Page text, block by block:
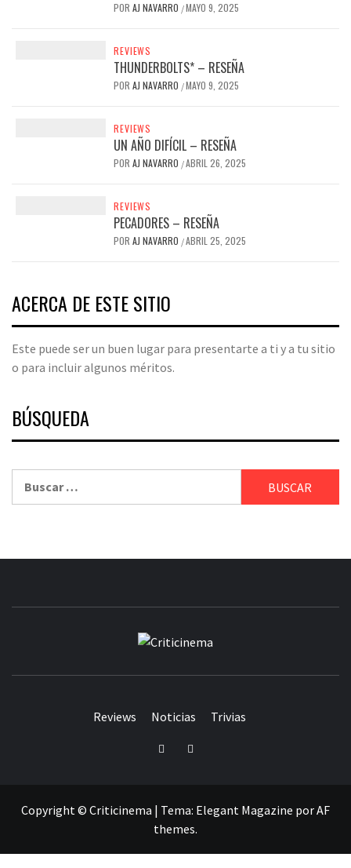
POR AJ NAVARRO /MAYO 9, 2025
REVIEWS
THUNDERBOLTS* – RESEÑA
POR AJ NAVARRO /MAYO 9, 2025
REVIEWS
UN AÑO DIFÍCIL – RESEÑA
POR AJ NAVARRO /ABRIL 26, 2025
REVIEWS
PECADORES – RESEÑA
POR AJ NAVARRO /ABRIL 25, 2025
ACERCA DE ESTE SITIO
Este puede ser un buen lugar para presentarte a ti y a tu sitio
o para incluir algunos méritos.
BÚSQUEDA
Reviews Noticias Trivias
TwitterFacebook
Copyright © Criticinema | Tema: Elegant Magazine porAF
themes.